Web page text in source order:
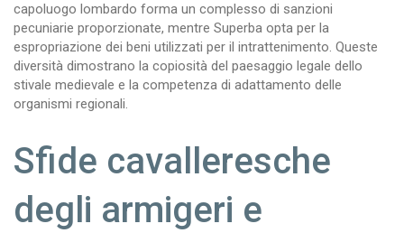
capoluogo lombardo forma un complesso di sanzioni
pecuniarie proporzionate, mentre Superba opta per la
espropriazione dei beni utilizzati per il intrattenimento. Queste
diversità dimostrano la copiosità del paesaggio legale dello
stivale medievale e la competenza di adattamento delle
organismi regionali.
Sfide cavalleresche
degli armigeri e